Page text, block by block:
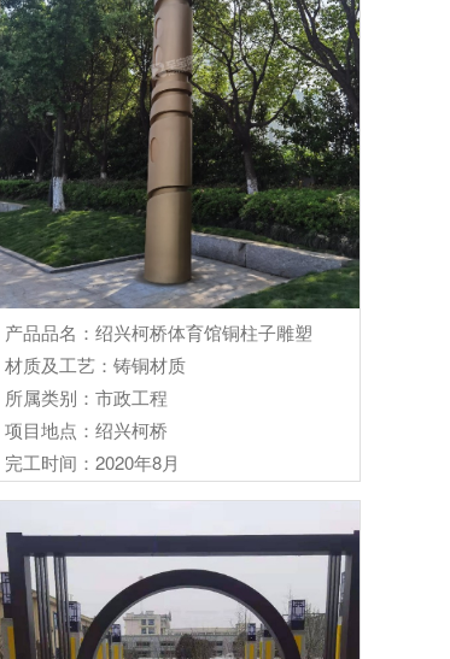
产品品名：绍兴柯桥体育馆铜柱子雕塑
材质及工艺：铸铜材质
所属类别：市政工程
项目地点：绍兴柯桥
完工时间：2020年8月